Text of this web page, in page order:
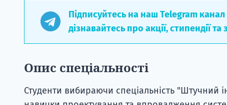
Підписуйтесь на наш Telegram
дізнавайтесь про акції, стипендії
Опис спеціальності
Студенти вибираючи спеціальність